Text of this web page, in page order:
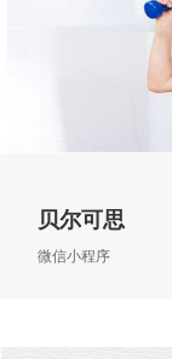
贝尔可思
微信小程序